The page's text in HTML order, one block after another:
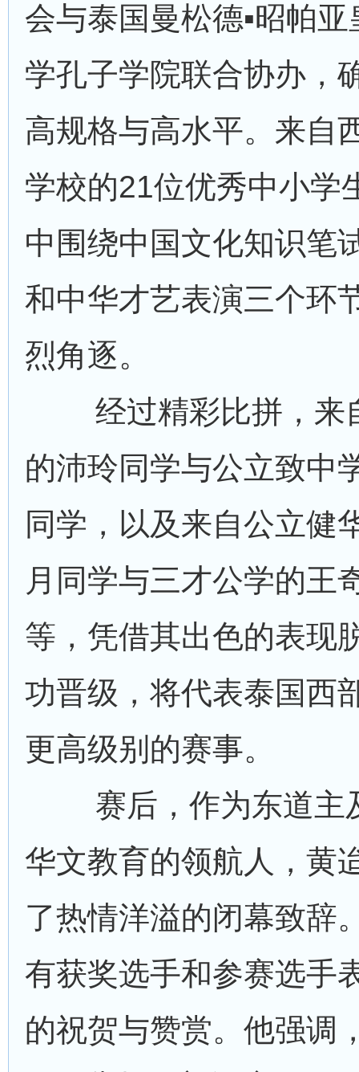
会与泰国曼松德▪昭帕
学孔子学院联合协办，
高规格与高水平。来自
学校的21位优秀中小学
中围绕中国文化知识笔
和中华才艺表演三个环
烈角逐。
经过精彩比拼，来
的沛玲同学与公立致中
同学，以及来自公立健
月同学与三才公学的王
等，凭借其出色的表现
功晋级，将代表泰国西
更高级别的赛事。
赛后，作为东道主
华文教育的领航人，黄
了热情洋溢的闭幕致辞
有获奖选手和参赛选手
的祝贺与赞赏。他强调